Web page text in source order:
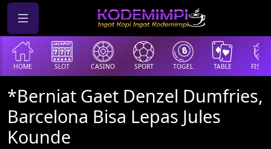
HOME SLOT CASINO SPORT TOGEL TABLE
*Berniat Gaet Denzel Dumfries,
Barcelona Bisa Lepas Jules
Kounde